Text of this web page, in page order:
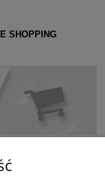
SHOPPING